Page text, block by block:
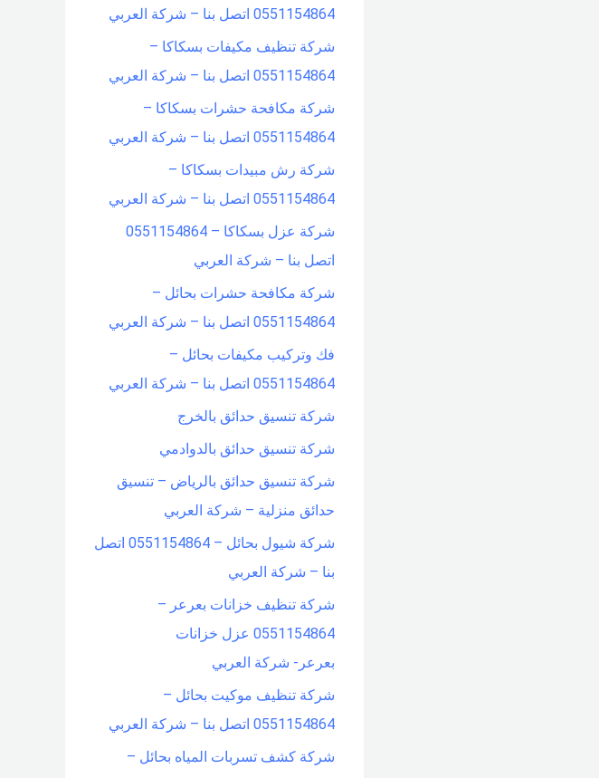
0551154864 اتصل بنا – شركة العربي
شركة تنظيف مكيفات بسكاكا –
0551154864 اتصل بنا – شركة العربي
شركة مكافحة حشرات بسكاكا –
0551154864 اتصل بنا – شركة العربي
شركة رش مبيدات بسكاكا –
0551154864 اتصل بنا – شركة العربي
شركة عزل بسكاكا – 0551154864
اتصل بنا – شركة العربي
شركة مكافحة حشرات بحائل –
0551154864 اتصل بنا – شركة العربي
فك وتركيب مكيفات بحائل –
0551154864 اتصل بنا – شركة العربي
شركة تنسيق حدائق بالخرج
شركة تنسيق حدائق بالدوادمي
شركة تنسيق حدائق بالرياض – تنسيق
حدائق منزلية – شركة العربي
شركة شيول بحائل – 0551154864 اتصل
بنا – شركة العربي
شركة تنظيف خزانات بعرعر –
0551154864 عزل خزانات
بعرعر- شركة العربي
شركة تنظيف موكيت بحائل –
0551154864 اتصل بنا – شركة العربي
شركة كشف تسربات المياه بحائل –